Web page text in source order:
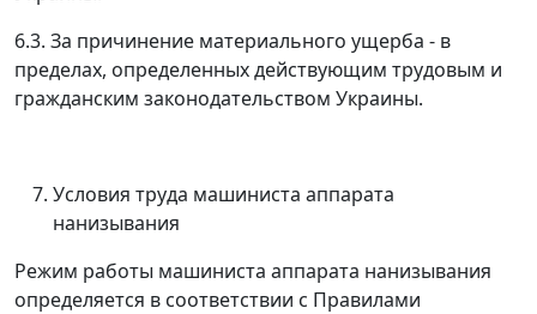
6.3. За причинение материального ущерба - в
пределах, определенных действующим трудовым и
гражданским законодательством Украины.
Условия труда машиниста аппарата
нанизывания
Режим работы машиниста аппарата нанизывания
определяется в соответствии с Правилами